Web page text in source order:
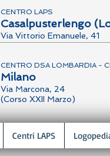
CENTRO LAPS
Casalpusterlengo
Via Vittorio Emanuele, 41
CENTRO DSA LOMBARDIA -
Milano
Via Marcona, 24
(Corso XXII Marzo)
Centri LAPS